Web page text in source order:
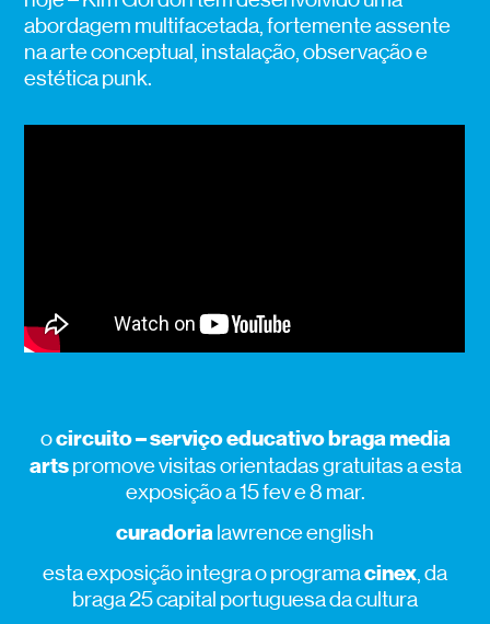
abordagem multifacetada, fortemente assente
na arte conceptual, instalação, observação e
estética punk.
ocircuito – serviço educativo braga media
artspromovevisitasorientadas gratuitas a esta
exposição a15feve 8 mar.
curadoria lawrence english
esta exposição integra o programacinex, da
braga 25 capital portuguesa da cultura